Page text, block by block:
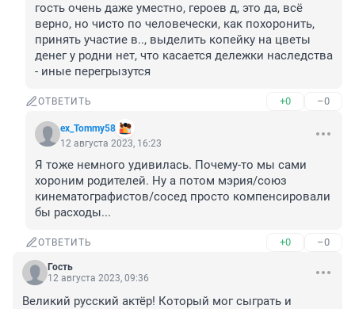
гость очень даже уместно, героев д, это да, всё
верно, но чисто по человечески, как похоронить,
принять участие в.., выделить копейку на цветы
денег у родни нет, что касается дележки наследства
- иные перегрызутся
ОТВЕТИТЬ +0 –0
ex_Tommy58
12 августа 2023, 16:23
Я тоже немного удивилась. Почему-то мы сами
хороним родителей. Ну а потом мэрия/союз
кинематографистов/сосед просто компенсировали
бы расходы...
ОТВЕТИТЬ +0 –0
Гость
12 августа 2023, 09:36
Великий русский актёр! Который мог сыграть и